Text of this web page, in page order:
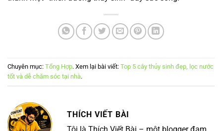
Chuyên mục: Tổng Hợp. Xem lại bài viết: Top 5 cây thủy sinh đẹp, lọc nước
tốt và dễ chăm sóc tại nhà.
THÍCH VIẾT BÀI
Tôi là Thích Viết Bài – một blogger đam